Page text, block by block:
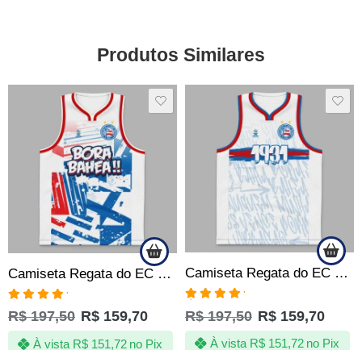
Produtos Similares
Camiseta Regata do EC Bahia Bora Bahea Produto Oficial
Avaliação
5.00de 5
R$197,50 R$ 159,70
À vista R$151,72 no Pix
Camiseta Regata do EC Bahia BBMP Tricolor 1931 Produto Oficial
Avaliação
5.00de 5
R$197,50 R$ 159,70
À vista R$151,72 no Pix